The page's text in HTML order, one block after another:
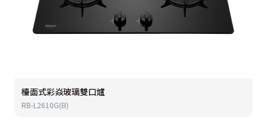
檯面式彩焱玻璃雙口爐
RB-L2610G(B)